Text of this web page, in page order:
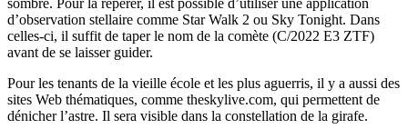
sombre. Pour la repérer, il est possible d’utiliser une application
d’observation stellaire comme Star Walk 2 ou Sky Tonight. Dans
celles-ci, il suffit de taper le nom de la comète (C/2022 E3 ZTF)
avant de se laisser guider.
Pour les tenants de la vieille école et les plus aguerris, il y a aussi des
sites Web thématiques, comme theskylive.com, qui permettent de
dénicher l’astre. Il sera visible dans la constellation de la girafe.